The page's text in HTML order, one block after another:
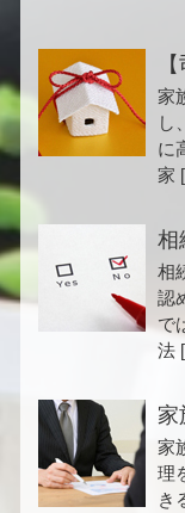
家
し
に
家
相
相
認
で
法
家
家
理
き